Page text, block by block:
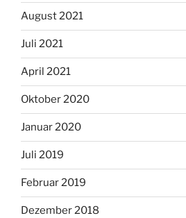
August 2021
Juli 2021
April 2021
Oktober 2020
Januar 2020
Juli 2019
Februar 2019
Dezember 2018